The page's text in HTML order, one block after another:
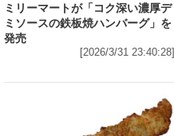
ミリーマートが「コク深い濃厚デ
ミソースの鉄板焼ハンバーグ」を
発売
[2026/3/31 23:40:28]